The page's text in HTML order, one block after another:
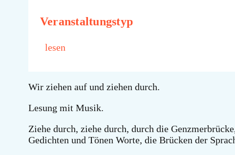
Veranstaltungstyp
lesen
Wir ziehen auf und ziehen durch.
Lesung mit Musik.
Ziehe durch, ziehe durch, durch die
Gedichten und Tönen Worte, die Brücken der